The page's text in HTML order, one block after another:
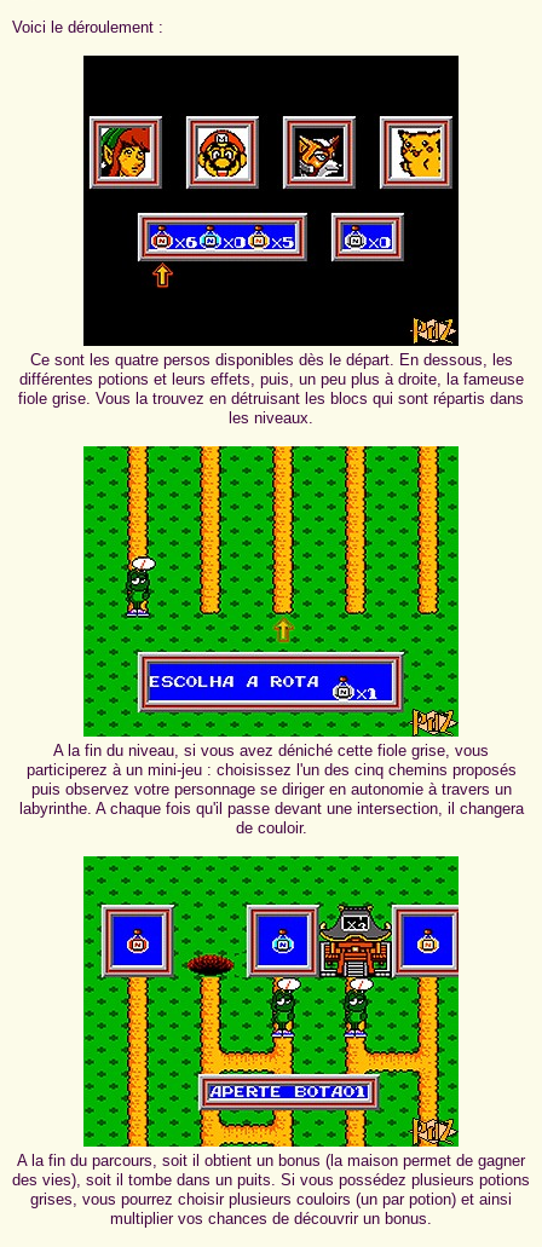
Voici le déroulement :
Ce sont les quatre persos disponibles dès le départ. En dessous, les
différentes potions et leurs effets, puis, un peu plus à droite, la fameuse
fiole grise. Vous la trouvez en détruisant les blocs qui sont répartis dans
les niveaux.
A la fin du niveau, si vous avez déniché cette fiole grise, vous
participerez à un mini-jeu : choisissez l'un des cinq chemins proposés
puis observez votre personnage se diriger en autonomie à travers un
labyrinthe. A chaque fois qu'il passe devant une intersection, il changera
de couloir.
A la fin du parcours, soit il obtient un bonus (la maison permet de gagner
des vies), soit il tombe dans un puits. Si vous possédez plusieurs potions
grises, vous pourrez choisir plusieurs couloirs (un par potion) et ainsi
multiplier vos chances de découvrir un bonus.